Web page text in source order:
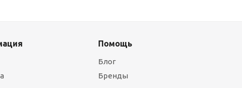
Помощь
Блог
Бренды